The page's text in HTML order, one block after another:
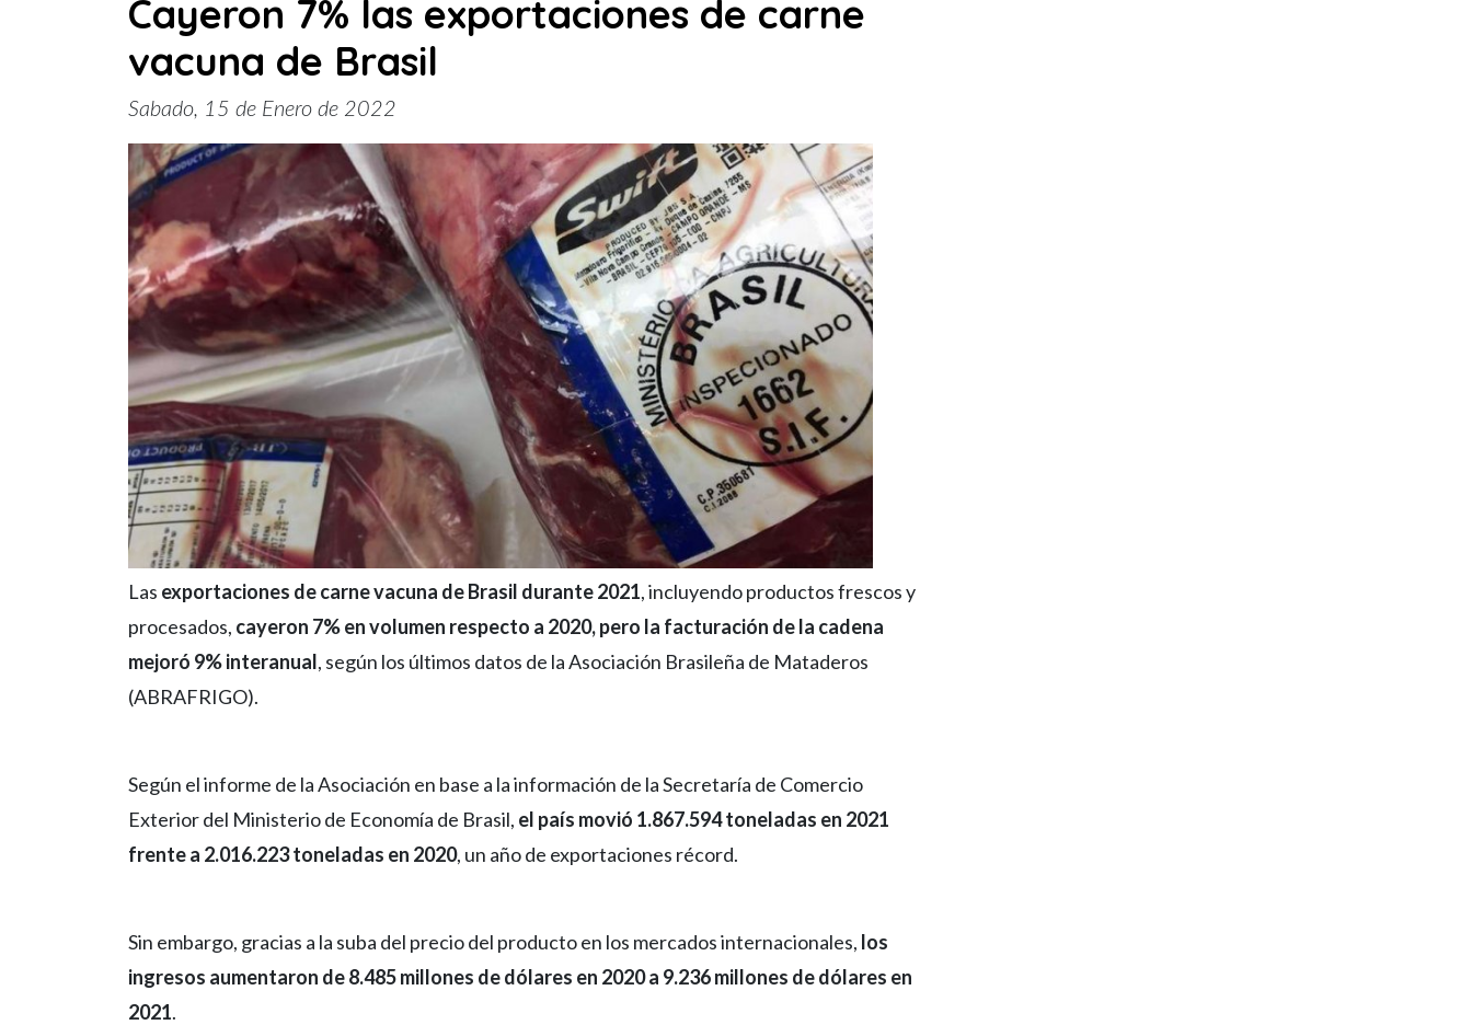
Cayeron 7% las exportaciones de carne
vacuna de Brasil
Sabado, 15 de Enero de 2022
Las exportaciones de carne vacuna de Brasil durante 2021, incluyendo productos frescos y
procesados, cayeron 7% en volumen respecto a 2020, pero la facturación de la cadena
mejoró 9% interanual, según los últimos datos de la Asociación Brasileña de Mataderos
(ABRAFRIGO).
Según el informe de la Asociación en base a la información de la Secretaría de Comercio
Exterior del Ministerio de Economía de Brasil, el país movió 1.867.594 toneladas en 2021
frente a 2.016.223 toneladas en 2020, un año de exportaciones récord.
Sin embargo, gracias a la suba del precio del producto en los mercados internacionales, los
ingresos aumentaron de 8.485 millones de dólares en 2020 a 9.236 millones de dólares en
2021.